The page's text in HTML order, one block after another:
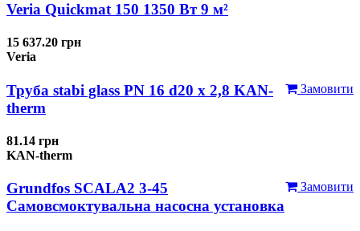
Veria Quickmat 150 1350 Вт 9 м²
15 637.20 грн
Veria
Замовити
Труба stabi glass PN 16 d20 х 2,8 KAN-
therm
81.14 грн
KAN-therm
Замовити
Grundfos SCALA2 3-45
Самовсмоктувальна насосна установка